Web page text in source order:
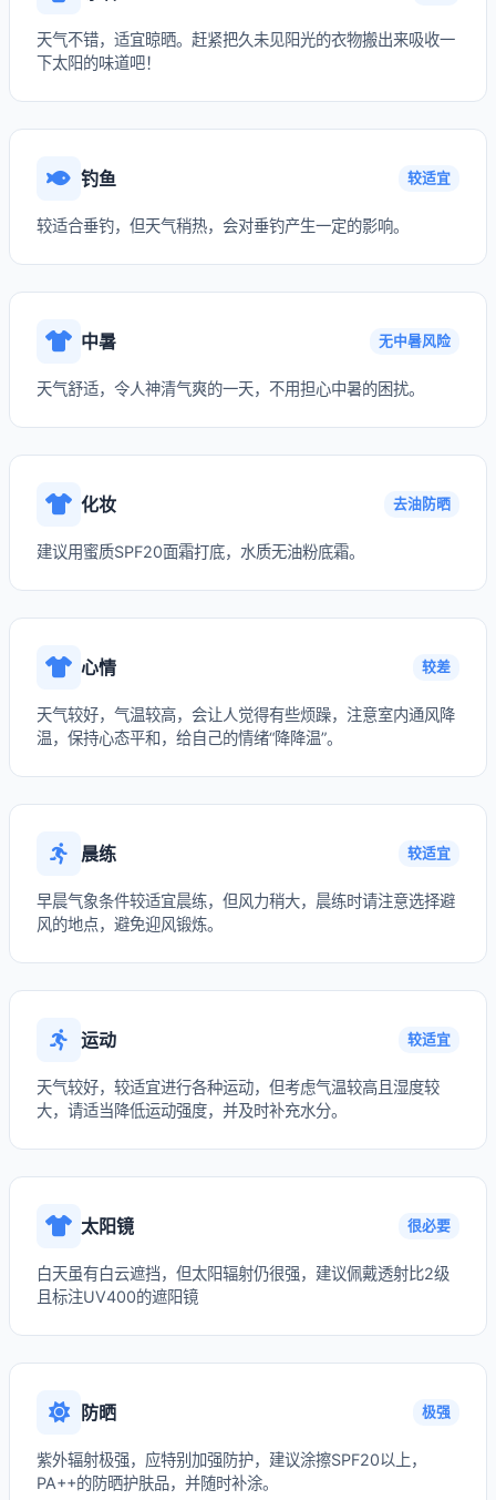
天气不错，适宜晾晒。赶紧把久未见阳光的衣物搬出来吸收一
下太阳的味道吧！
钓鱼 较适宜
较适合垂钓，但天气稍热，会对垂钓产生一定的影响。
中暑 无中暑风险
天气舒适，令人神清气爽的一天，不用担心中暑的困扰。
化妆 去油防晒
建议用蜜质SPF20面霜打底，水质无油粉底霜。
心情 较差
天气较好，气温较高，会让人觉得有些烦躁，注意室内通风降
温，保持心态平和，给自己的情绪“降降温”。
晨练 较适宜
早晨气象条件较适宜晨练，但风力稍大，晨练时请注意选择避
风的地点，避免迎风锻炼。
运动 较适宜
天气较好，较适宜进行各种运动，但考虑气温较高且湿度较
大，请适当降低运动强度，并及时补充水分。
太阳镜 很必要
白天虽有白云遮挡，但太阳辐射仍很强，建议佩戴透射比2级
且标注UV400的遮阳镜
防晒 极强
紫外辐射极强，应特别加强防护，建议涂擦SPF20以上，
PA++的防晒护肤品，并随时补涂。